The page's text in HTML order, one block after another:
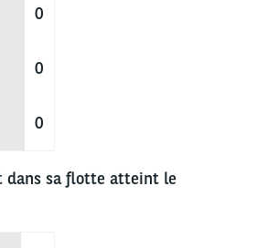
0
0
0
dans sa flotte atteint le